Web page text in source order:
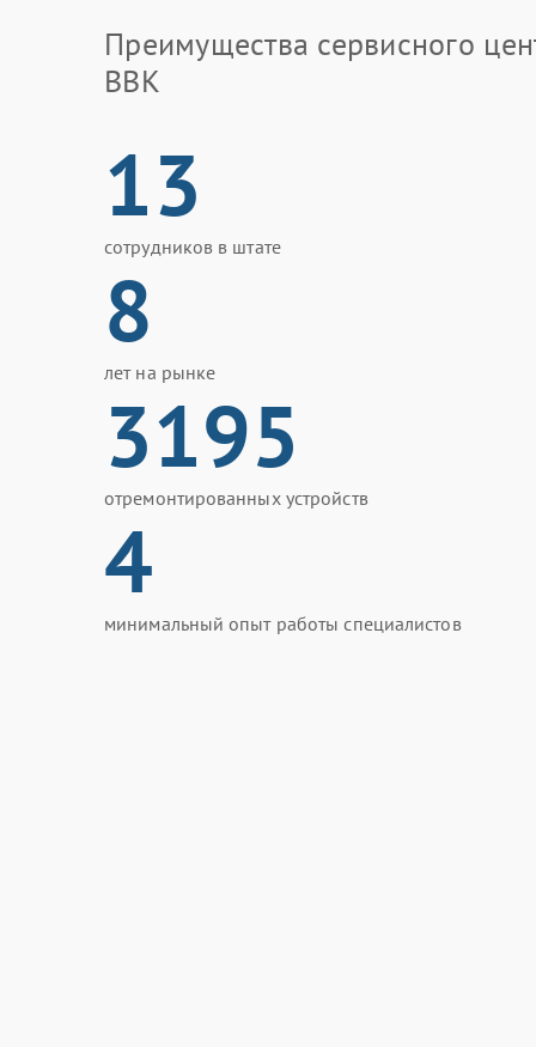
Преимущества сервисного
BBK
13
сотрудников в штате
8
лет на рынке
3195
отремонтированных устройств
4
минимальный опыт работы специалистов